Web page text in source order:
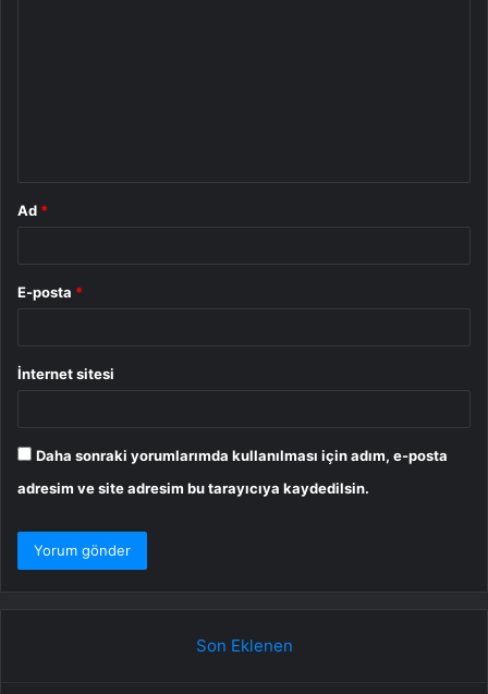
Ad *
E-posta *
İnternet sitesi
Daha sonraki yorumlarımda kullanılması için adım, e-posta
adresim ve site adresim bu tarayıcıya kaydedilsin.
Son Eklenen